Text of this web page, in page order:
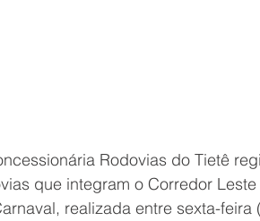
Rodovias do Tietê
que integram o Corredor
realizada entre sexta-